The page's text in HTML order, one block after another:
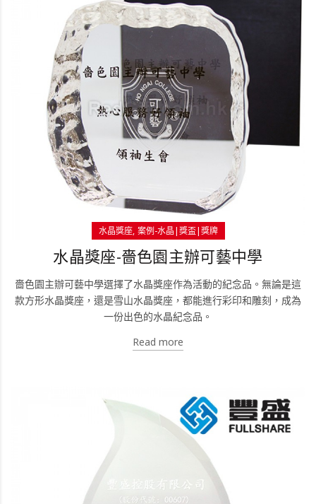
水晶獎座 案例-水晶|獎盃|獎牌
水晶獎座-嗇色園主辦可藝中學
嗇色園主辦可藝中學選擇了水晶獎座作為活動的紀念品。無論是這
款方形水晶獎座，還是雪山水晶獎座，都能進行彩印和雕刻，成為
一份出色的水晶紀念品。
Read more